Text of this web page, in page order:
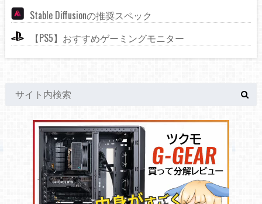
Stable Diffusionの推奨スペック
【PS5】おすすめゲーミングモニター